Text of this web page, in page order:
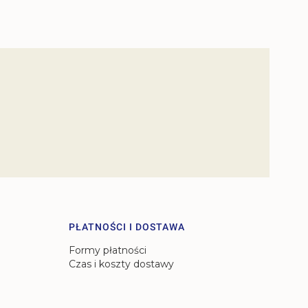
PŁATNOŚCI I DOSTAWA
Formy płatności
Czas i koszty dostawy